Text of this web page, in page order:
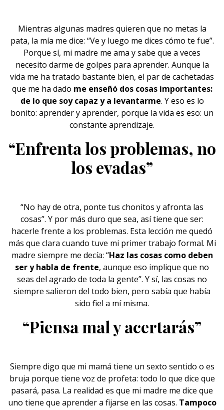
Mientras algunas madres quieren que no metas la
pata, la mía me dice: “Ve y luego me dices cómo te fue”.
Porque sí, mi madre me ama y sabe que a veces
necesito darme de golpes para aprender. Aunque la
vida me ha tratado bastante bien, el par de cachetadas
que me ha dado me enseñó dos cosas importantes:
de lo que soy capaz y a levantarme. Y eso es lo
bonito: aprender y aprender, porque la vida es eso: un
constante aprendizaje.
“Enfrenta los problemas, no
los evadas”
“No hay de otra, ponte tus chonitos y afronta las
cosas”. Y por más duro que sea, así tiene que ser:
hacerle frente a los problemas. Esta lección me quedó
más que clara cuando tuve mi primer trabajo formal. Mi
madre siempre me decía: “Haz las cosas como deben
ser y habla de frente, aunque eso implique que no
seas del agrado de toda la gente”. Y sí, las cosas no
siempre salieron del todo bien, pero sabía que había
sido fiel a mí misma.
“Piensa mal y acertarás”
Siempre digo que mi mamá tiene un sexto sentido o es
bruja porque tiene voz de profeta: todo lo que dice que
pasará, pasa. La realidad es que mi madre me dice que
uno tiene que aprender a fijarse en las cosas. Tampoco